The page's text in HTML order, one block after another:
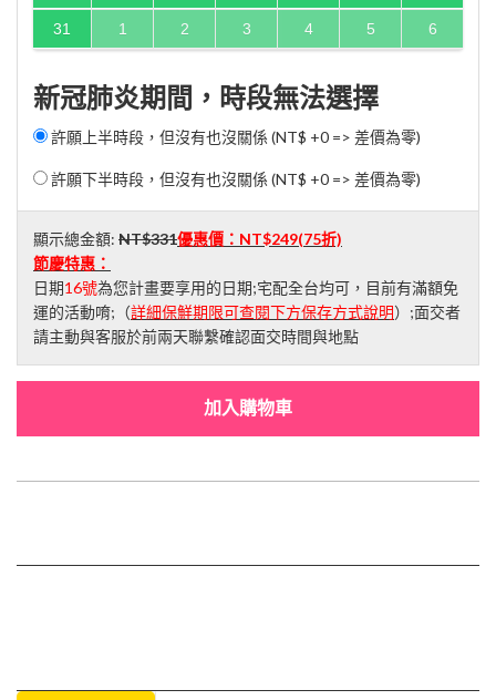
31 1 2 3 4 5 6
新冠肺炎期間，時段無法選擇
許願上半時段，但沒有也沒關係 (NT$ +0 => 差價為零)
許願下半時段，但沒有也沒關係 (NT$ +0 => 差價為零)
顯示總金額: NT$331優惠價： NT$249(75折)
節慶特惠：
日期16號為您計畫要享用的日期;宅配全台均可，目前有滿額免
運的活動唷;（詳細保鮮期限可查閱下方保存方式說明）;面交者
請主動與客服於前兩天聯繫確認面交時間與地點
加入購物車